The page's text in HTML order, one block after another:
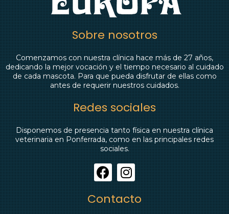
Sobre nosotros
Comenzamos con nuestra clínica hace más de 27 años,
dedicando la mejor vocación y el tiempo necesario al cuidado
de cada mascota. Para que pueda disfrutar de ellas como
antes de requerir nuestros cuidados.
Redes sociales
Disponemos de presencia tanto física en nuestra clínica
veterinaria en Ponferrada, como en las principales redes
sociales.
Contacto